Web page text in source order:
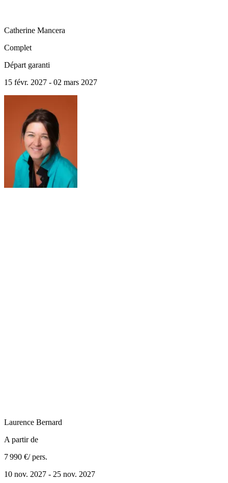
Catherine Mancera
Complet
Départ garanti
15 févr. 2027 - 02 mars 2027
Laurence Bernard
A partir de
7 990 €/ pers.
10 nov. 2027 - 25 nov. 2027